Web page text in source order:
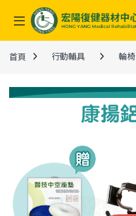
Skip to navigation
Skip to content
首頁 行動輔具 輪椅